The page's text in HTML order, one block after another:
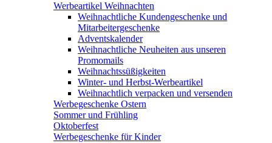
Werbeartikel Weihnachten
Weihnachtliche Kundengeschenke und
Mitarbeitergeschenke
Adventskalender
Weihnachtliche Neuheiten aus unseren
Promomails
Weihnachtssüßigkeiten
Winter- und Herbst-Werbeartikel
Weihnachtlich verpacken und versenden
Werbegeschenke Ostern
Sommer und Frühling
Oktoberfest
Werbegeschenke für Kinder